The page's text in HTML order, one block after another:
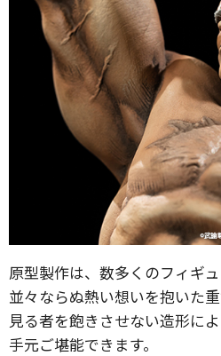
原型製作は、数多くのフィギ
並々ならぬ熱い想いを抱いた
見る者を飽きさせない造形に
手元ご堪能できます。